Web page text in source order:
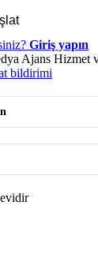
Giriş yapın
Ajans Hizmet
bildirimi